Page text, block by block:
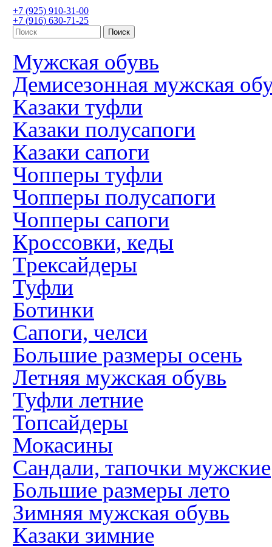
+7 (925) 910-31-00
+7 (916) 630-71-25
Мужская обувь
Демисезонная мужская
Казаки туфли
Казаки полусапоги
Казаки сапоги
Чопперы туфли
Чопперы полусапоги
Чопперы сапоги
Кроссовки, кеды
Трексайдеры
Туфли
Ботинки
Сапоги, челси
Большие размеры осень
Летняя мужская обувь
Туфли летние
Топсайдеры
Мокасины
Сандали, тапочки мужские
Большие размеры лето
Зимняя мужская обувь
Казаки зимние